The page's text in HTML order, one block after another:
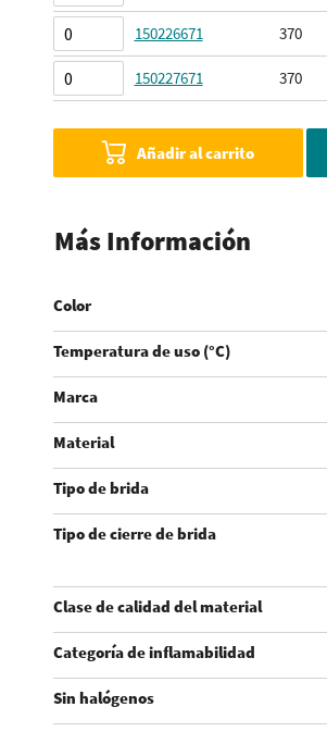
150226671 370
150227671 370
Añadir al carrito
Más Información
Color
Temperatura de uso (°C)
Marca
Material
Tipo de brida
Tipo de cierre de brida
Clase de calidad del material
Categoría de inflamabilidad
Sin halógenos